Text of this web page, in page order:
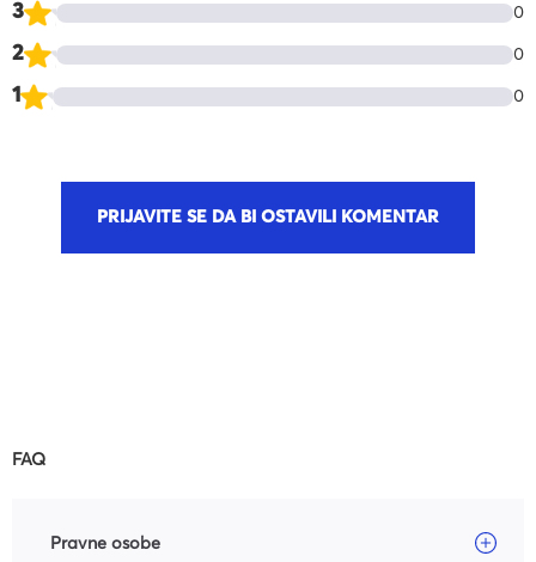
3 0
2 0
1 0
PRIJAVITE SE DA BI OSTAVILI KOMENTAR
FAQ
Pravne osobe